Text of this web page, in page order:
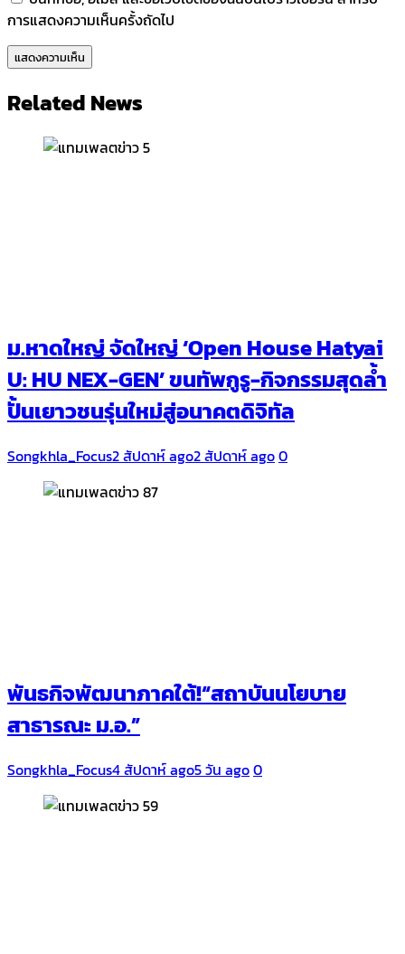
การแสดงความเห็นครั้งถัดไป
Related News
ม.หาดใหญ่ จัดใหญ่ ‘Open House Hatyai
U: HU NEX-GEN’ ขนทัพกูรู-กิจกรรมสุดล้ำ
ปั้นเยาวชนรุ่นใหม่สู่อนาคตดิจิทัล
Songkhla_Focus2 สัปดาห์ ago2 สัปดาห์ ago0
พันธกิจพัฒนาภาคใต้!“สถาบันนโยบาย
สาธารณะ ม.อ.”
Songkhla_Focus4 สัปดาห์ ago5 วัน ago0